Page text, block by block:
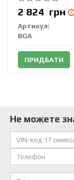
2 824 грн
Артикул:
BGA
ПРИДБАТИ
Не можете